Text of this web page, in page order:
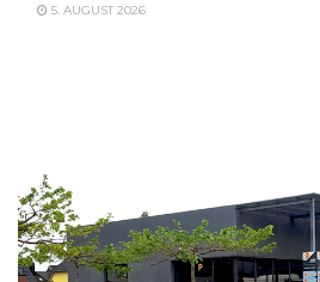
5. AUGUST 2026